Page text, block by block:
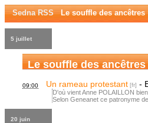
Sedna RSSLe souffle des
5 juillet
Le souffle des ancêtres
09:00 Un rameau protestant -
D'où vient Anne POLAILLON
Selon Geneanet ce patronyme
20 juin